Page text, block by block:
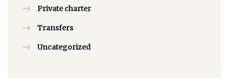
Private charter
Transfers
Uncategorized